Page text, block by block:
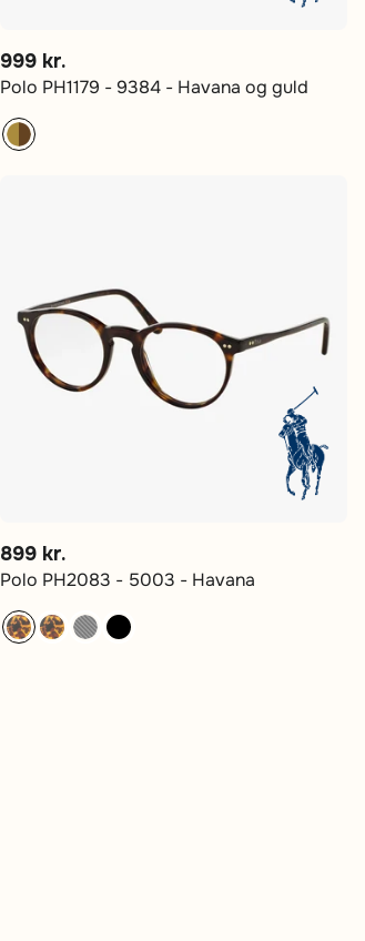
999 kr.
Polo PH1179 - 9384 - Havana og guld
899 kr.
Polo PH2083 - 5003 - Havana